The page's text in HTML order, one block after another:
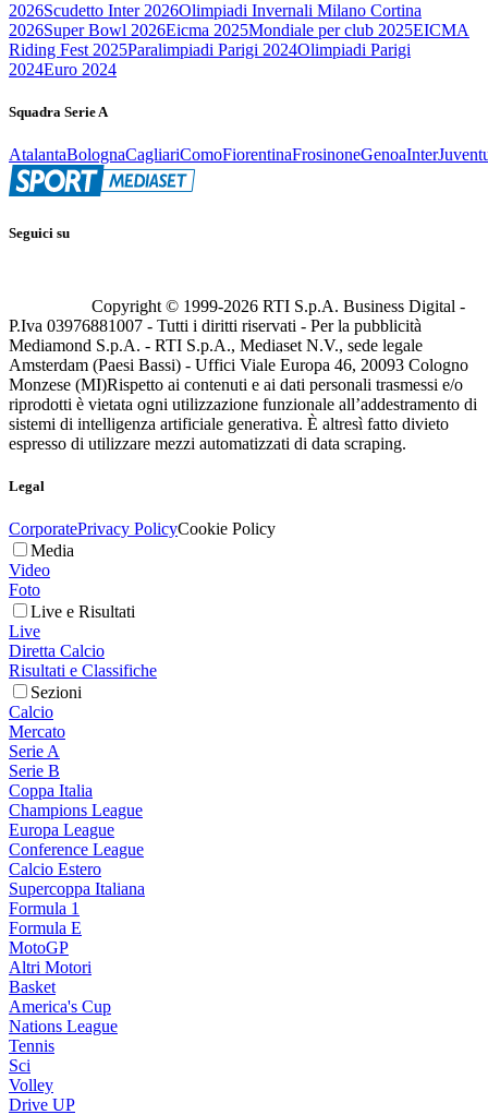
2026Scudetto Inter 2026Olimpiadi Invernali Milano Cortina
2026Super Bowl 2026Eicma 2025Mondiale per club 2025EICMA
Riding Fest 2025Paralimpiadi Parigi 2024Olimpiadi Parigi
2024Euro 2024
Squadra Serie A
AtalantaBolognaCagliariComoFiorentinaFrosinoneGenoaInter
Seguici su
Copyright © 1999-2026 RTI S.p.A. Business Digital -
P.Iva 03976881007 - Tutti i diritti riservati - Per la pubblicità
Mediamond S.p.A. - RTI S.p.A., Mediaset N.V., sede legale
Amsterdam (Paesi Bassi) - Uffici Viale Europa 46, 20093 Cologno
Monzese (MI)Rispetto ai contenuti e ai dati personali trasmessi e/o
riprodotti è vietata ogni utilizzazione funzionale all’addestramento di
sistemi di intelligenza artificiale generativa. È altresì fatto divieto
espresso di utilizzare mezzi automatizzati di data scraping.
Legal
CorporatePrivacy PolicyCookie Policy
Media
Video
Foto
Live e Risultati
Live
Diretta Calcio
Risultati e Classifiche
Sezioni
Calcio
Mercato
Serie A
Serie B
Coppa Italia
Champions League
Europa League
Conference League
Calcio Estero
Supercoppa Italiana
Formula 1
Formula E
MotoGP
Altri Motori
Basket
America's Cup
Nations League
Tennis
Sci
Volley
Drive UP